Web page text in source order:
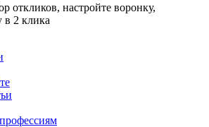
откликов, настройте воронку,
в 2 клика